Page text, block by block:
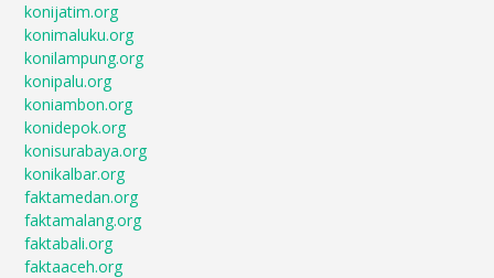
konijatim.org
konimaluku.org
konilampung.org
konipalu.org
koniambon.org
konidepok.org
konisurabaya.org
konikalbar.org
faktamedan.org
faktamalang.org
faktabali.org
faktaaceh.org